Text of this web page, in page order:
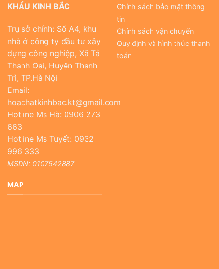
KHẨU KINH BẮC
Trụ sở chính: Số A4, khu
nhà ở công ty đầu tư xây
dựng công nghiệp, Xã Tả
Thanh Oai, Huyện Thanh
Trì, TP.Hà Nội
Email:
hoachatkinhbac.kt@gmail.com
Hotline Ms Hà: 0906 273
663
Hotline Ms Tuyết: 0932
996 333
MSDN: 0107542887
Chính sách bảo mật thông
tin
Chính sách vận chuyển
Quy định và hình thức thanh
toán
MAP